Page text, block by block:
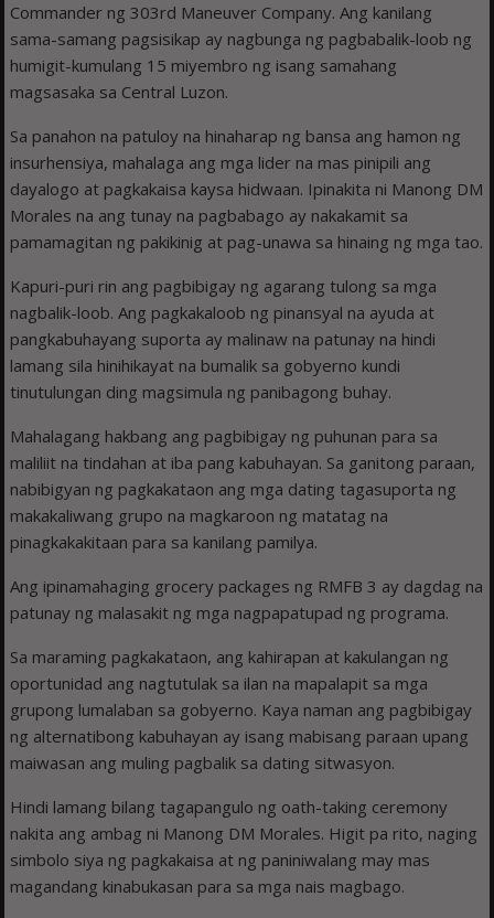
Commander ng 303rd Maneuver Company. Ang kanilang
sama-samang pagsisikap ay nagbunga ng pagbabalik-loob ng
humigit-kumulang 15 miyembro ng isang samahang
magsasaka sa Central Luzon.
Sa panahon na patuloy na hinaharap ng bansa ang hamon ng
insurhensiya, mahalaga ang mga lider na mas pinipili ang
dayalogo at pagkakaisa kaysa hidwaan. Ipinakita ni Manong DM
Morales na ang tunay na pagbabago ay nakakamit sa
pamamagitan ng pakikinig at pag-unawa sa hinaing ng mga tao.
Kapuri-puri rin ang pagbibigay ng agarang tulong sa mga
nagbalik-loob. Ang pagkakaloob ng pinansyal na ayuda at
pangkabuhayang suporta ay malinaw na patunay na hindi
lamang sila hinihikayat na bumalik sa gobyerno kundi
tinutulungan ding magsimula ng panibagong buhay.
Mahalagang hakbang ang pagbibigay ng puhunan para sa
maliliit na tindahan at iba pang kabuhayan. Sa ganitong paraan,
nabibigyan ng pagkakataon ang mga dating tagasuporta ng
makakaliwang grupo na magkaroon ng matatag na
pinagkakakitaan para sa kanilang pamilya.
Ang ipinamahaging grocery packages ng RMFB 3 ay dagdag na
patunay ng malasakit ng mga nagpapatupad ng programa.
Sa maraming pagkakataon, ang kahirapan at kakulangan ng
oportunidad ang nagtutulak sa ilan na mapalapit sa mga
grupong lumalaban sa gobyerno. Kaya naman ang pagbibigay
ng alternatibong kabuhayan ay isang mabisang paraan upang
maiwasan ang muling pagbalik sa dating sitwasyon.
Hindi lamang bilang tagapangulo ng oath-taking ceremony
nakita ang ambag ni Manong DM Morales. Higit pa rito, naging
simbolo siya ng pagkakaisa at ng paniniwalang may mas
magandang kinabukasan para sa mga nais magbago.